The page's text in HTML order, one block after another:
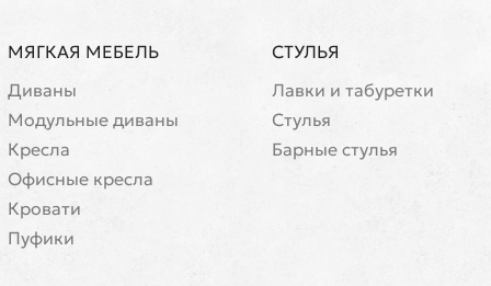
МЯГКАЯ МЕБЕЛЬ
Диваны
Модульные диваны
Кресла
Офисные кресла
Кровати
Пуфики
СТУЛЬЯ
Лавки и табуретки
Стулья
Барные стулья